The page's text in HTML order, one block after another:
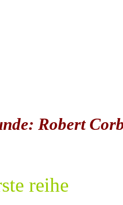
Robert